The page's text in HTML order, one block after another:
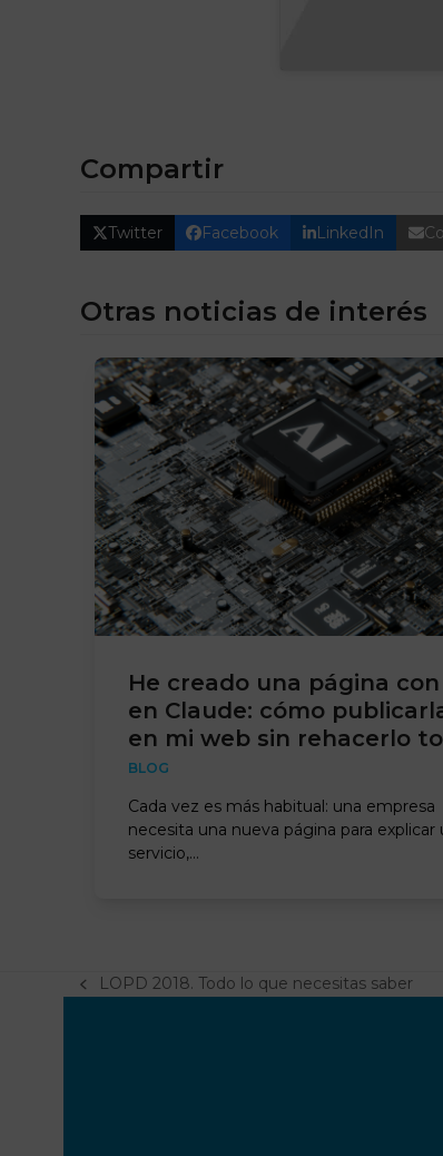
Compartir
Twitter Facebook LinkedIn
Otras noticias de interés
He creado una página con
en Claude: cómo
en mi web sin rehacerlo
BLOG
Cada vez es más habitual: una empresa
necesita una nueva página para explicar
servicio,…
previous
LOPD 2018. Todo lo que necesitas saber